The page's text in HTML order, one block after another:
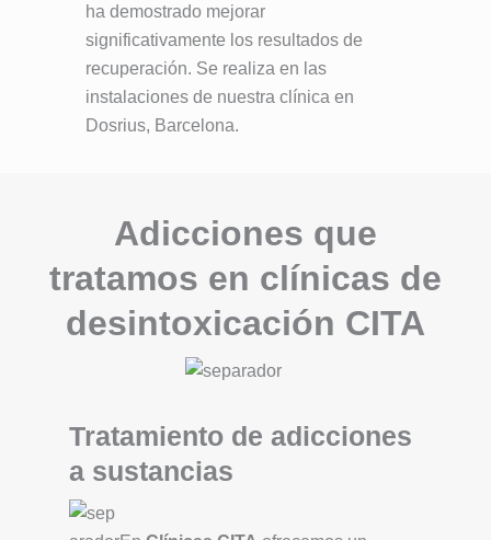
ha demostrado mejorar
significativamente los resultados de
recuperación. Se realiza en las
instalaciones de nuestra clínica en
Dosrius, Barcelona.
Adicciones que
tratamos en clínicas de
desintoxicación CITA
Tratamiento de adicciones
a sustancias